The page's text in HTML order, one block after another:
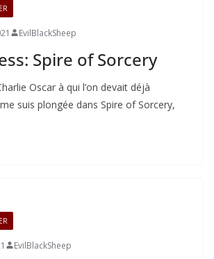
EvilBlackSheep
Spire of Sorcery
Oscar à qui l’on devait déjà
suis plongée dans Spire of Sorcery,
EvilBlackSheep